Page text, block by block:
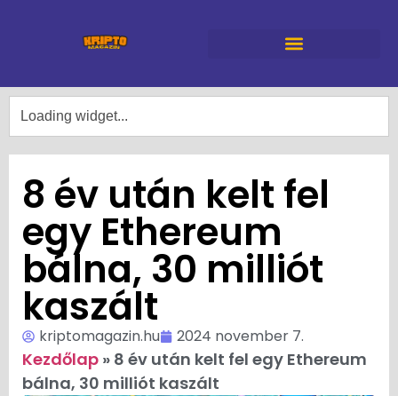
8 év után kelt fel
egy Ethereum
bálna, 30 milliót
kaszált
kriptomagazin.hu 2024 november 7.
Kezdőlap » 8 év után kelt fel egy Ethereum
bálna, 30 milliót kaszált